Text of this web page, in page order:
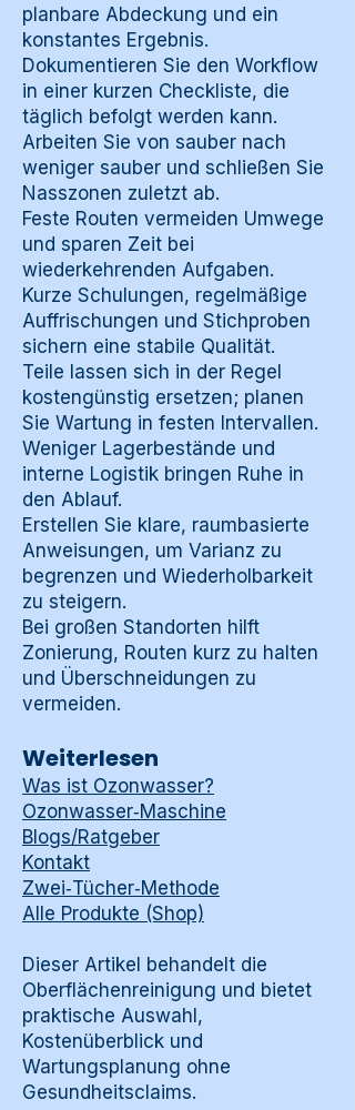
planbare Abdeckung und ein
konstantes Ergebnis.
Dokumentieren Sie den Workflow
in einer kurzen Checkliste, die
täglich befolgt werden kann.
Arbeiten Sie von sauber nach
weniger sauber und schließen Sie
Nasszonen zuletzt ab.
Feste Routen vermeiden Umwege
und sparen Zeit bei
wiederkehrenden Aufgaben.
Kurze Schulungen, regelmäßige
Auffrischungen und Stichproben
sichern eine stabile Qualität.
Teile lassen sich in der Regel
kostengünstig ersetzen; planen
Sie Wartung in festen Intervallen.
Weniger Lagerbestände und
interne Logistik bringen Ruhe in
den Ablauf.
Erstellen Sie klare, raumbasierte
Anweisungen, um Varianz zu
begrenzen und Wiederholbarkeit
zu steigern.
Bei großen Standorten hilft
Zonierung, Routen kurz zu halten
und Überschneidungen zu
vermeiden.
Weiterlesen
Was ist Ozonwasser?
Ozonwasser‑Maschine
Blogs/Ratgeber
Kontakt
Zwei‑Tücher‑Methode
Alle Produkte (Shop)
Dieser Artikel behandelt die
Oberflächenreinigung und bietet
praktische Auswahl,
Kostenüberblick und
Wartungsplanung ohne
Gesundheitsclaims.